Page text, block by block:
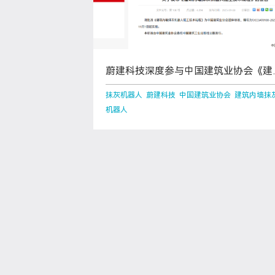
蔚建科技深度参与中国建筑业协会《建
内墙抹灰机器人施工技术规程》编制工
抹灰机器人 蔚建科技 中国建筑业协会 建筑内墙抹
机器人